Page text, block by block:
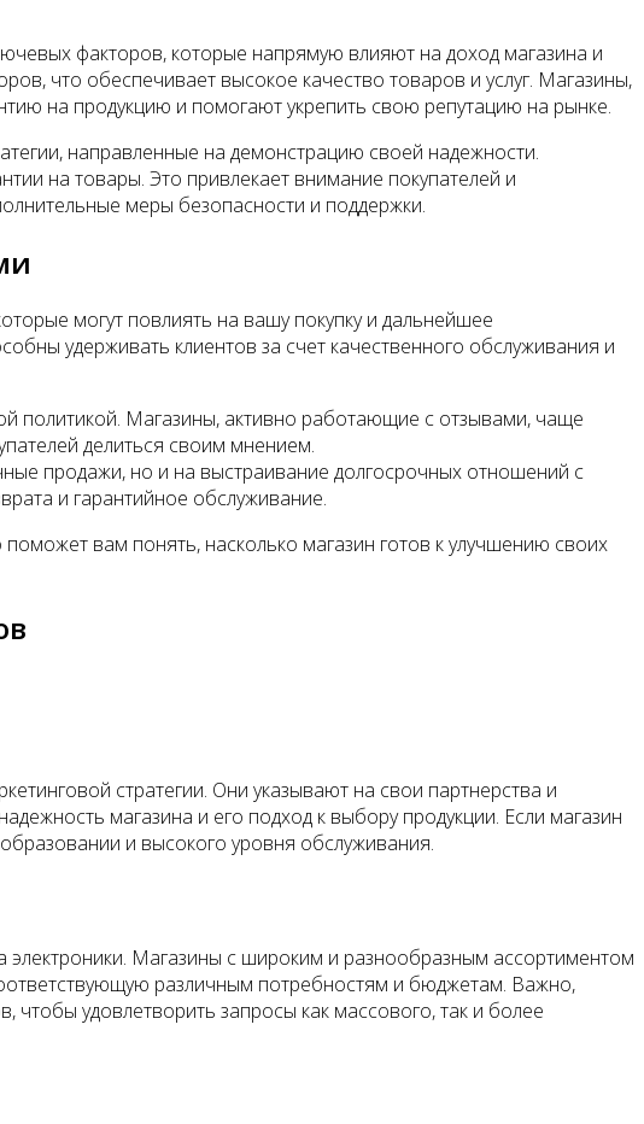
факторов, которые напрямую влияют на доход магазина и
что обеспечивает высокое качество товаров и услуг. Магазины,
на продукцию и помогают укрепить свою репутацию на рынке.
направленные на демонстрацию своей надежности.
на товары. Это привлекает внимание покупателей и
меры безопасности и поддержки.
могут повлиять на вашу покупку и дальнейшее
удерживать клиентов за счет качественного обслуживания и
политикой. Магазины, активно работающие с отзывами, чаще
делиться своим мнением.
продажи, но и на выстраивание долгосрочных отношений с
и гарантийное обслуживание.
вам понять, насколько магазин готов к улучшению своих
стратегии. Они указывают на свои партнерства и
магазина и его подход к выбору продукции. Если магазин
и высокого уровня обслуживания.
Магазины с широким и разнообразным ассортиментом
различным потребностям и бюджетам. Важно,
чтобы удовлетворить запросы как массового, так и более